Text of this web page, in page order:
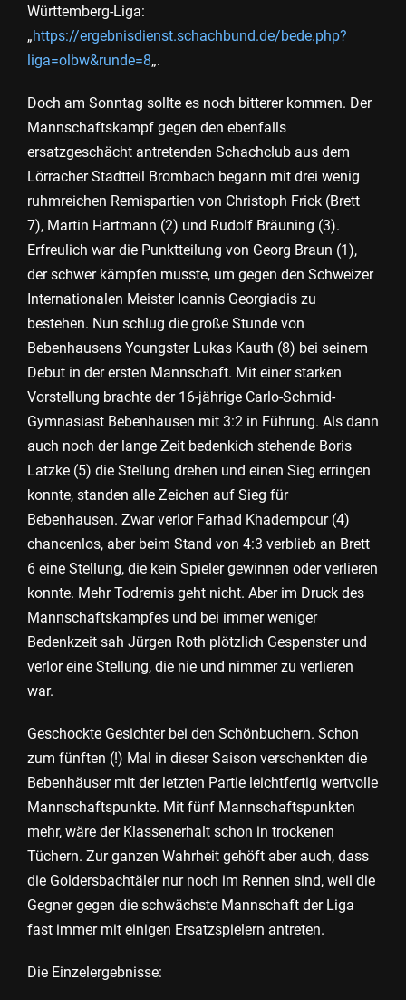
Württemberg-Liga:
„https://ergebnisdienst.schachbund.de/bede.php?
liga=olbw&runde=8„.
Doch am Sonntag sollte es noch bitterer kommen. Der
Mannschaftskampf gegen den ebenfalls
ersatzgeschächt antretenden Schachclub aus dem
Lörracher Stadtteil Brombach begann mit drei wenig
ruhmreichen Remispartien von Christoph Frick (Brett
7), Martin Hartmann (2) und Rudolf Bräuning (3).
Erfreulich war die Punktteilung von Georg Braun (1),
der schwer kämpfen musste, um gegen den Schweizer
Internationalen Meister Ioannis Georgiadis zu
bestehen. Nun schlug die große Stunde von
Bebenhausens Youngster Lukas Kauth (8) bei seinem
Debut in der ersten Mannschaft. Mit einer starken
Vorstellung brachte der 16-jährige Carlo-Schmid-
Gymnasiast Bebenhausen mit 3:2 in Führung. Als dann
auch noch der lange Zeit bedenkich stehende Boris
Latzke (5) die Stellung drehen und einen Sieg erringen
konnte, standen alle Zeichen auf Sieg für
Bebenhausen. Zwar verlor Farhad Khadempour (4)
chancenlos, aber beim Stand von 4:3 verblieb an Brett
6 eine Stellung, die kein Spieler gewinnen oder verlieren
konnte. Mehr Todremis geht nicht. Aber im Druck des
Mannschaftskampfes und bei immer weniger
Bedenkzeit sah Jürgen Roth plötzlich Gespenster und
verlor eine Stellung, die nie und nimmer zu verlieren
war.
Geschockte Gesichter bei den Schönbuchern. Schon
zum fünften (!) Mal in dieser Saison verschenkten die
Bebenhäuser mit der letzten Partie leichtfertig wertvolle
Mannschaftspunkte. Mit fünf Mannschaftspunkten
mehr, wäre der Klassenerhalt schon in trockenen
Tüchern. Zur ganzen Wahrheit gehöft aber auch, dass
die Goldersbachtäler nur noch im Rennen sind, weil die
Gegner gegen die schwächste Mannschaft der Liga
fast immer mit einigen Ersatzspielern antreten.
Die Einzelergebnisse: